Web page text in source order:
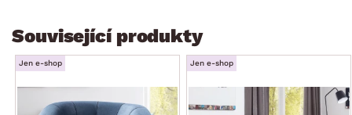
Související produkty
Jen e-shop Jen e-shop